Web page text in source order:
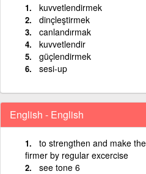
kuvvetlendirmek
dinçleştirmek
canlandırmak
kuvvetlendir
güçlendirmek
sesi-up
English - English
to strengthen and make
firmer by regular excercise
see tone 6